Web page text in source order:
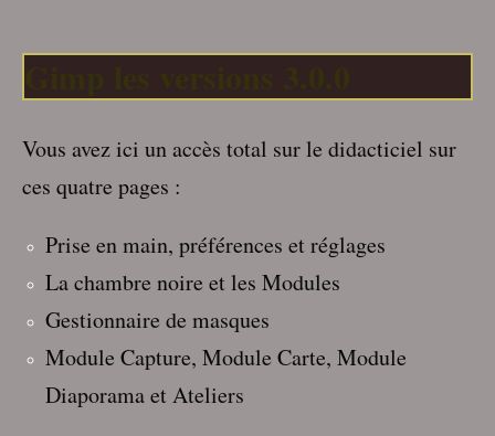
Vous avez ici un accès total sur le didacticiel sur
ces quatre pages :
Prise en main, préférences et réglages
La chambre noire et les Modules
Gestionnaire de masques
Module Capture, Module Carte, Module
Diaporama et Ateliers